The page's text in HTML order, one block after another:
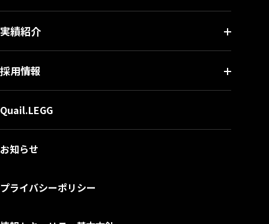
実績紹介
採用情報
Quail.LEGG
お知らせ
プライバシーポリシー